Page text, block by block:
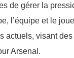
de gérer la
l’équipe et le
actuels, visant des
Arsenal.